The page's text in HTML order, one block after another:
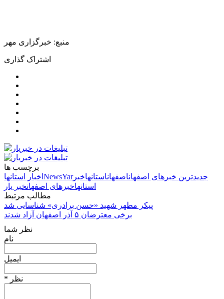
منبع: خبرگزاری مهر
اشتراک گذاری
برچسب ها
اخبار استانها NewsYar جدیدترین خبرهای اصفهاناصفهاناستانهاخبر
استانهاخبرهای اصفهانخبر یار
مطالب مرتبط
پیکر مطهر شهید «حسن برادری» شناسایی شد
برخی معترضان ۵ آذر اصفهان آزاد شدند
نظر شما
نام
ایمیل
* نظر